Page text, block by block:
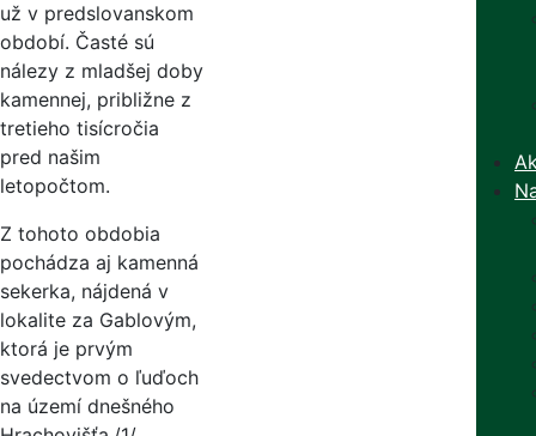
už v predslovanskom
období. Časté sú
nálezy z mladšej doby
kamennej, približne z
tretieho tisícročia
pred našim
letopočtom.
Z tohoto obdobia
pochádza aj kamenná
sekerka, nájdená v
lokalite za Gablovým,
ktorá je prvým
svedectvom o ľuďoch
na území dnešného